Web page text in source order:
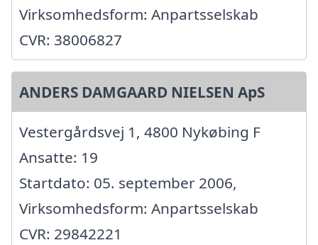
Virksomhedsform: Anpartsselskab
CVR: 38006827
ANDERS DAMGAARD NIELSEN ApS
Vestergårdsvej 1, 4800 Nykøbing F
Ansatte: 19
Startdato: 05. september 2006,
Virksomhedsform: Anpartsselskab
CVR: 29842221